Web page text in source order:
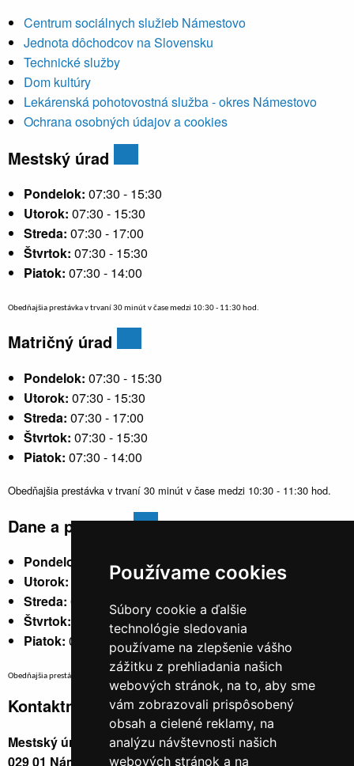
Používame cookies
Súbory cookie a ďalšie
technológie sledovania
používame na zlepšenie vášho
zážitku z prehliadania našich
webových stránok, na to, aby sme
vám zobrazovali prispôsobený
obsah a cielené reklamy, na
analýzu návštevnosti našich
webových stránok a na
Centrum sociálnych služieb Námestovo
Jednota dôchodcov na Slovensku
Technické služby
Dom kultúry
Lekárenská pohotovostná služba - okres Námestovo
Ochrana osobných údajov a cookies
Mestský úrad
Pondelok: 07:30 - 15:30
Utorok: 07:30 - 15:30
Streda: 07:30 - 17:00
Štvrtok: 07:30 - 15:30
Piatok: 07:30 - 14:00
Obedňajšia prestávka v trvaní 30 minút v čase medzi 10:30 - 11:30 hod.
Matričný úrad
Pondelok: 07:30 - 15:30
Utorok: 07:30 - 15:30
Streda: 07:30 - 17:00
Štvrtok: 07:30 - 15:30
Piatok: 07:30 - 14:00
Obedňajšia prestávka v trvaní 30 minút v čase medzi 10:30 - 11:30 hod.
Dane a poplatky
Pondelok:
07:30 - 15:30
Utorok:
nestránkový
Streda: 07:30 - 17:00
Štvrtok:
nestránkový
Piatok: 07:30 - 14:00
Obedňajšia prestávka v trvaní 30 minút v čase medzi 10:30 - 11:30 hod.
Kontaktné údaje
Mestský úrad, Cyrila a Metoda 329/6,
029 01 Námestovo